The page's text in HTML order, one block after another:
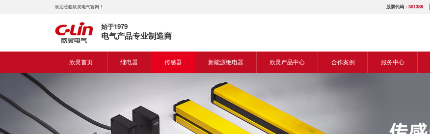
欢迎莅临欣灵电气官网！ 股票代码：301388
始于1979
电气产品专业制造商
欣灵首页 继电器
固体继电器
传感器
光电开关
新能源继电器
新能源交流继电器
新能源直流继电器
欣灵产品中心
传感器
合作案例
食品机械行业
服务中心